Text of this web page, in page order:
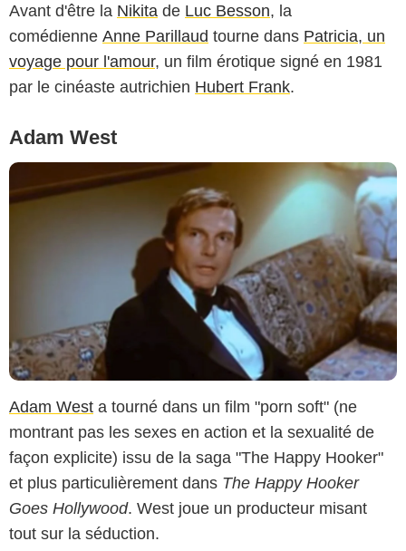
Avant d'être la Nikita de Luc Besson, la
comédienne Anne Parillaud tourne dans Patricia, un
voyage pour l'amour, un film érotique signé en 1981
par le cinéaste autrichien Hubert Frank.
Adam West
Adam West a tourné dans un film "porn soft" (ne
montrant pas les sexes en action et la sexualité de
façon explicite) issu de la saga "The Happy Hooker"
et plus particulièrement dans The Happy Hooker
Goes Hollywood. West joue un producteur misant
tout sur la séduction.